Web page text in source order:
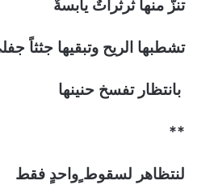
تنزُّ منها ثرثراتٌ يابسةٌ
تشطبها الريح وتبقيها جثثاً
بانتظار تفسخ حنينها
**
لنتظاهر لسقوط ٍواحدٍ فقط